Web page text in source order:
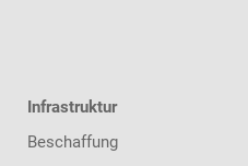
Infrastruktur
Beschaffung